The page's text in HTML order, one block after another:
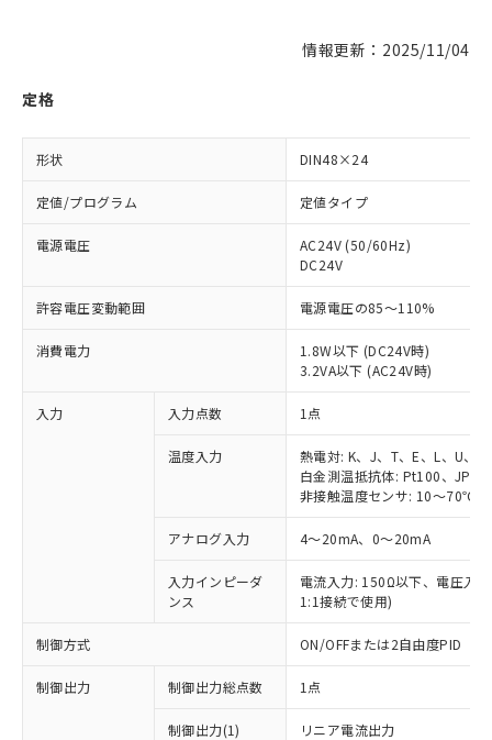
情報更新：2025/11/04
定格
形状 DIN48×24
定値/プログラム 定値タイプ
電源電圧
AC24V (50/60Hz)
DC24V
許容電圧変動範囲 電源電圧の85～110%
消費電力
1.8W以下 (DC24V時)
3.2VA以下 (AC24V時)
入力 入力点数 1点
温度入力
熱電対: K、J、T、E、L、U、
白金測温抵抗体: Pt100、
非接触温度センサ: 10～70℃
アナログ入力 4～20mA、0～20mA
入力インピーダ
ンス
電流入力: 150Ω以下、電圧入
1:1接続で使用)
制御方式 ON/OFFまたは2自由度PID（
制御出力 制御出力総点数 1点
制御出力(1) リニア電流出力